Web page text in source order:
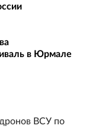
в Юрмале
ВСУ по